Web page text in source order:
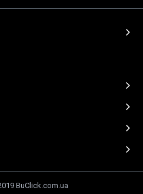
BuClick.com.ua